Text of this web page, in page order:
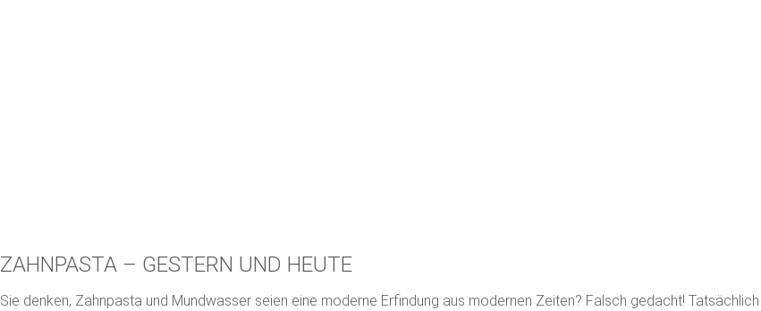
ZAHNPASTA – GESTERN UND HEUTE
Sie denken, Zahnpasta und Mundwasser seien eine moderne Erfindung aus modernen Zeiten? Falsch gedacht!